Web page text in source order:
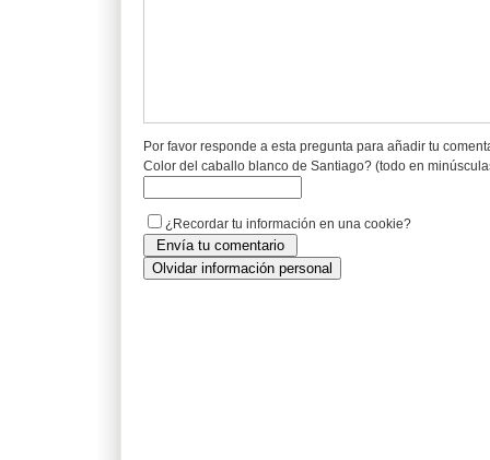
Por favor responde a esta pregunta para añadir tu
Color del caballo blanco de Santiago? (todo en
¿Recordar tu información en una cookie?